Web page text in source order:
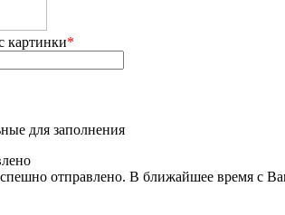
картинки*
для заполнения
отправлено. В ближайшее время с